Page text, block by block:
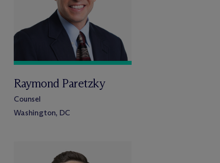
Raymond Paretzky
Counsel
Washington, DC